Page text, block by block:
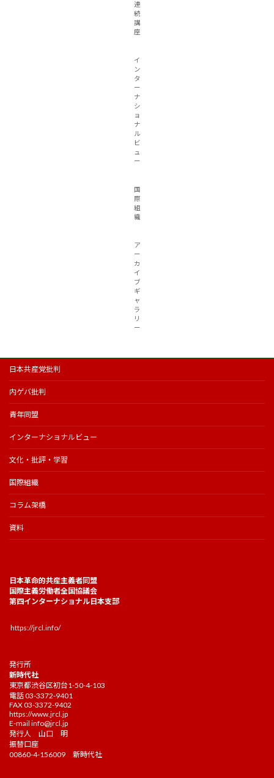
連
続
講
座
イ
ン
タ
ー
ナ
シ
ョ
ナ
ル
ビ
ュ
ー
国
際
組
織
ア
ー
カ
イ
ブ
ギ
ャ
ラ
リ
ー
日本共産党批判
内ゲバ批判
青年同盟
インターナショナルビュー
文化・批評・学習
国際組織
コラム架橋
資料
日本革命的共産主義者同盟
国際主義労働者全国協議会
第四インターナショナル日本支部
https://jrcl.info/
発行所
新時代社
東京都渋谷区初台1-50-4-103
電話 03-3372-9401
FAX 03-3372-9402
https://www.jrcl.jp
E-mail info@jrcl.jp
発行人 山口 明
振替口座
00860-4-156009 新時代社